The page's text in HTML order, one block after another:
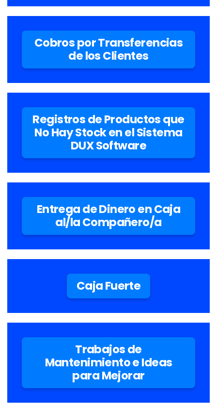
Cobros por Transferencias
de los Clientes
Registros de Productos que
No Hay Stock en el Sistema
DUX Software
Entrega de Dinero en Caja
al/la Compañero/a
Caja Fuerte
Trabajos de
Mantenimiento e Ideas
para Mejorar